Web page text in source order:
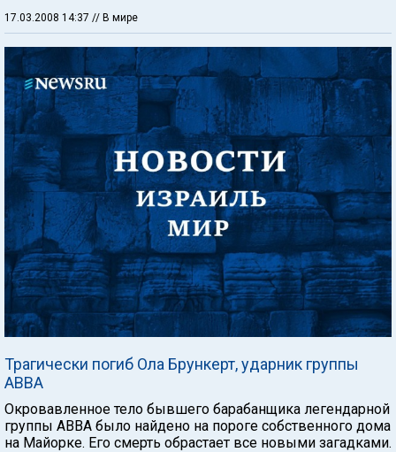
17.03.2008 14:37 // В мире
Трагически погиб Ола Брункерт, ударник группы
ABBA
Окровавленное тело бывшего барабанщика легендарной
группы ABBA было найдено на пороге собственного дома
на Майорке. Его смерть обрастает все новыми загадками.